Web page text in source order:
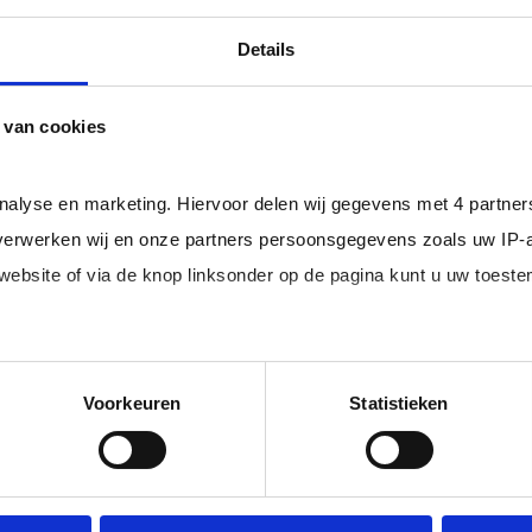
Details
cookies
en marketing. Hiervoor delen wij gegevens met 4
wij en onze partners persoonsgegevens zoals uw
of via de knop linksonder op de pagina kunt u uw
Voorkeuren Statistieken
dan het landelijke gemiddelde van ruim 20%
, zodat
in loondienst uit uw regio.
freelance
juiste kandidaten
No match? No pay!
als een
Ik
of
Je
krijgt